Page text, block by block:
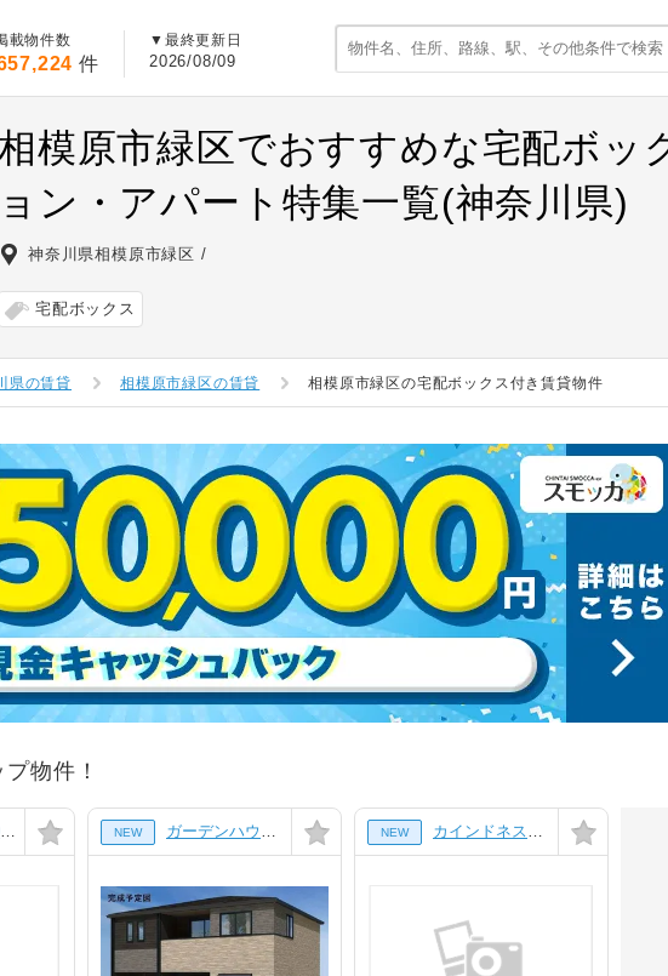
載物件数
件
▼最終更新日
2026/08/09
模原市緑区でおすすめな宅配ボッ
ョン・アパート特集一覧(神奈川県)
神奈川県相模原市緑区
宅配ボックス
県の賃貸 相模原市緑区の賃貸 相模原市緑区の宅配ボックス付き賃貸物件
物件！
NEW ガーデンハウスＨ Ⅱ[101号室] NEW カインドネス橋本Ｅａｓｔ[104号室]